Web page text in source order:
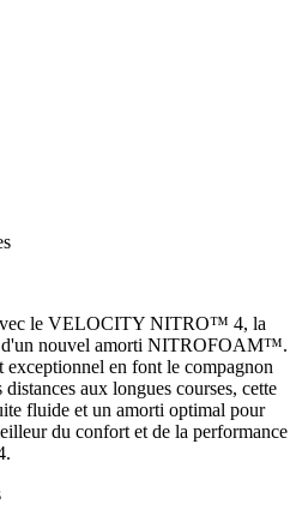
le VELOCITY NITRO™ 4, la
d'un nouvel amorti NITROFOAM™.
exceptionnel en font le compagnon
aux longues courses, cette
fluide et un amorti optimal pour
du confort et de la performance